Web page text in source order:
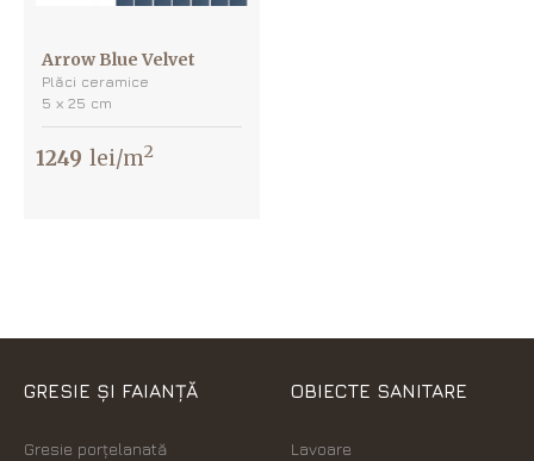
Arrow Blue Velvet
Plăci ceramice
5 х 25 cm
1249 lei/m2
GRESIE ȘI FAIANȚĂ
Gresie porțelanată
OBIECTE SANITARE
Lavoare